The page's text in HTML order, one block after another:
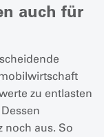
auch für
zu entlasten
noch aus. So